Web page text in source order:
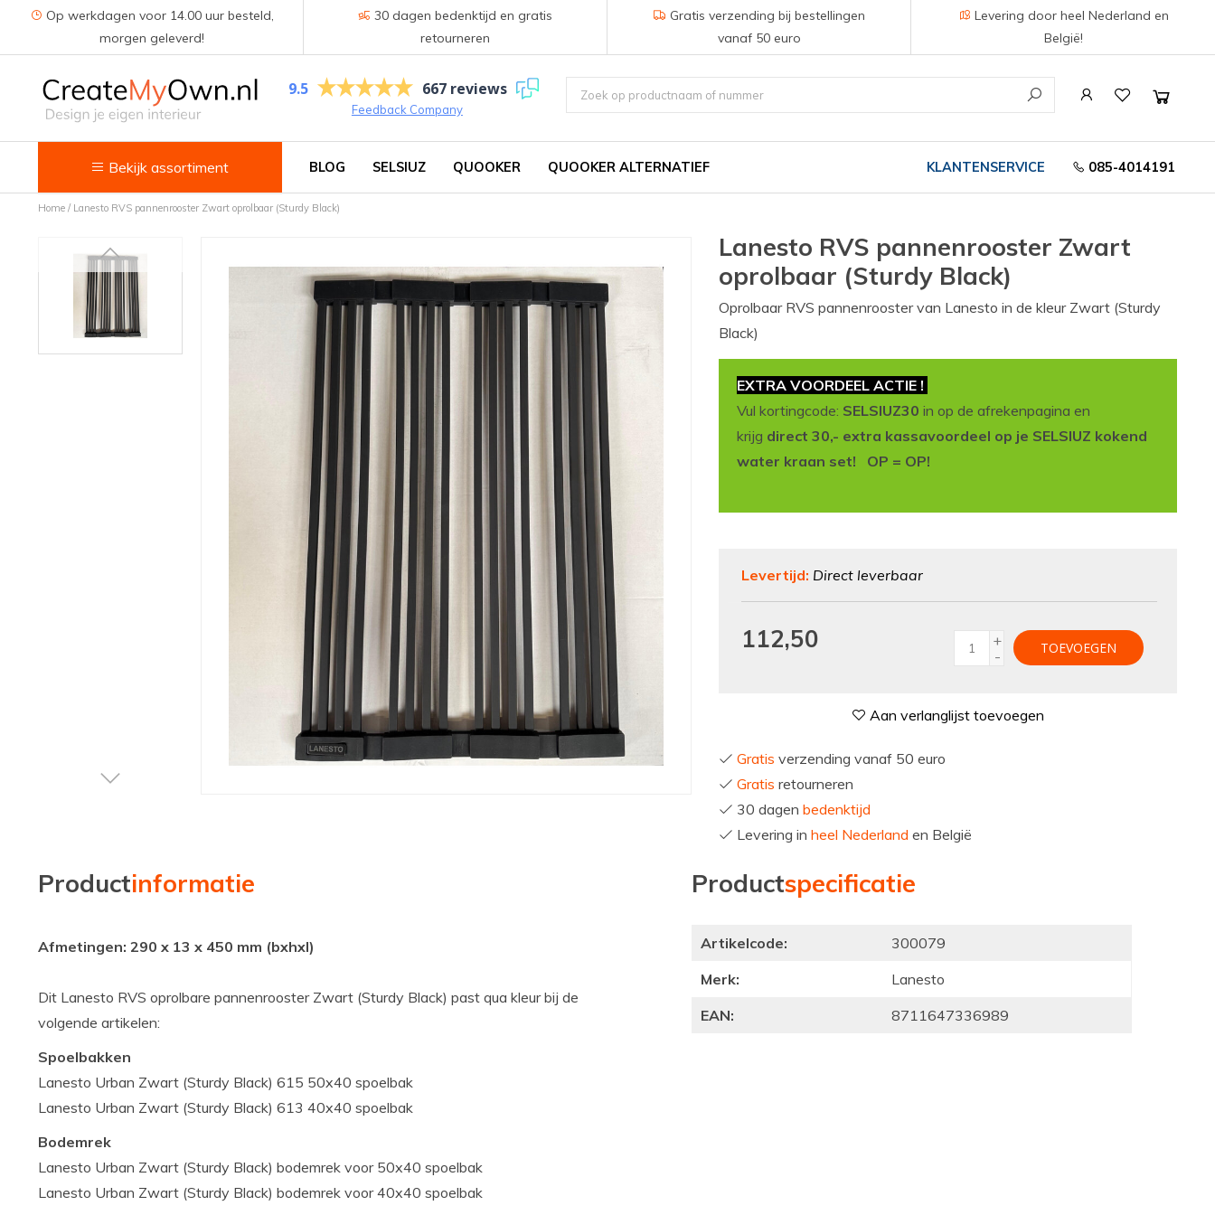
Op werkdagen voor 14.00 uur besteld,
morgen geleverd!
30 dagen bedenktijd en gratis
retourneren
Gratis verzending bij bestellingen
vanaf 50 euro
Levering door heel Nederland en
België!
9.5 667 reviews
Feedback Company
Bekijk assortiment
Keuken
Kokend water kranen
Keukenkranen
Spoelbakken
BLOG SELSIUZ QUOOKER QUOOKER ALTERNATIEF 085-4014191
KLANTENSERVICE
Home/ Lanesto RVS pannenrooster Zwart oprolbaar (Sturdy Black)
Lanesto RVS pannenrooster Zwart
oprolbaar (Sturdy Black)
Oprolbaar RVS pannenrooster van Lanesto in de kleur Zwart (Sturdy
Black)
EXTRA VOORDEEL ACTIE !
Vul kortingcode: SELSIUZ30 in op de afrekenpagina en
krijg direct 30,- extra kassavoordeel op je SELSIUZ kokend
water kraan set! OP = OP!
Levertijd: Direct leverbaar
112,50
+
-
TOEVOEGEN
Aan verlanglijst toevoegen
Gratis verzending vanaf 50 euro
Gratis retourneren
30 dagen bedenktijd
Levering in heel Nederland en België
Productinformatie
Afmetingen: 290 x 13 x 450 mm (bxhxl)
Dit Lanesto RVS oprolbare pannenrooster Zwart (Sturdy Black) past qua kleur bij de
volgende artikelen:
Spoelbakken
Lanesto Urban Zwart (Sturdy Black) 615 50x40 spoelbak
Lanesto Urban Zwart (Sturdy Black) 613 40x40 spoelbak
Bodemrek
Lanesto Urban Zwart (Sturdy Black) bodemrek voor 50x40 spoelbak
Lanesto Urban Zwart (Sturdy Black) bodemrek voor 40x40 spoelbak
Productspecificatie
Artikelcode:
300079
Merk:
Lanesto
EAN:
8711647336989